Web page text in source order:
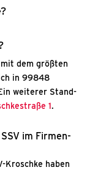
dem größ­ten
in 99848
wei­te­rer Stand­
1.
im Fir­men­
Krosch­ke haben